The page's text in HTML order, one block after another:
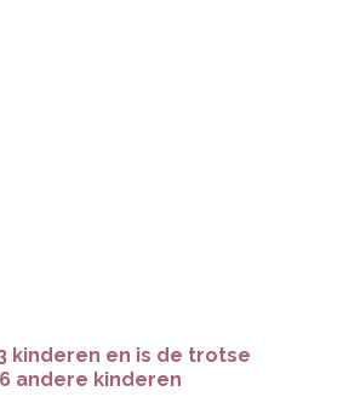
kinderen en is de trotse
andere kinderen